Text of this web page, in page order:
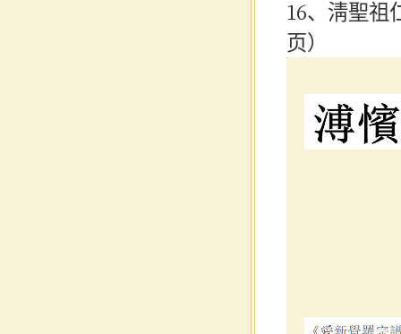
16、淸聖祖
页）